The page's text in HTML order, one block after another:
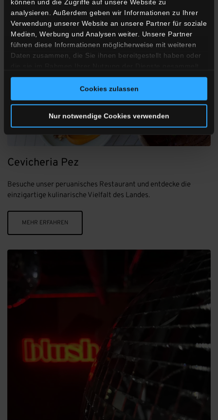
können und die Zugriffe auf unsere Website zu
analysieren. Außerdem geben wir Informationen zu Ihrer
Verwendung unserer Website an unsere Partner für soziale
Medien, Werbung und Analysen weiter. Unsere Partner
führen diese Informationen möglicherweise mit weiteren
Daten zusammen, die Sie ihnen bereitgestellt haben oder
haben.
Cookies zulassen
Nur notwendige Cookies verwenden
Cevicheria Pez
Besuche unser peruanisches Restaurant und entdecke die
einzigartige kulinarische Vielfalt des Landes.
MEHR ERFAHREN